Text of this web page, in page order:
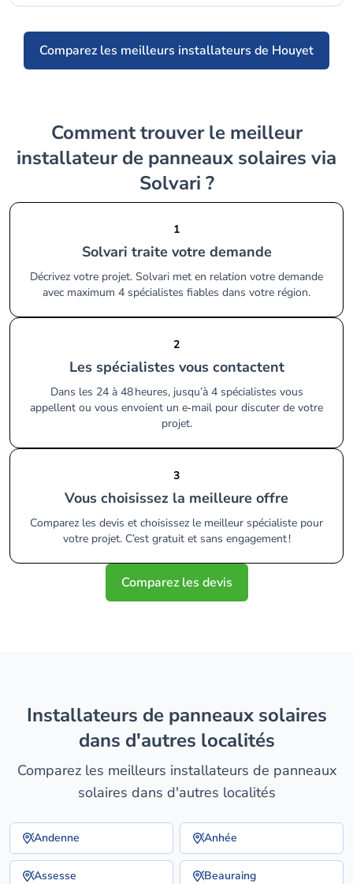
Comparez les meilleurs installateurs de Houyet
Comment trouver le meilleur
installateur de panneaux solaires via
Solvari ?
1
Solvari traite votre demande
Décrivez votre projet. Solvari met en relation votre demande
avec maximum 4 spécialistes fiables dans votre région.
2
Les spécialistes vous contactent
Dans les 24 à 48 heures, jusqu’à 4 spécialistes vous
appellent ou vous envoient un e‑mail pour discuter de votre
projet.
3
Vous choisissez la meilleure offre
Comparez les devis et choisissez le meilleur spécialiste pour
votre projet. C’est gratuit et sans engagement !
Comparez les devis
installateurs de panneaux solaires
dans d'autres localités
Comparez les meilleurs installateurs de panneaux
solaires dans d'autres localités
Andenne Anhée
Assesse Beauraing